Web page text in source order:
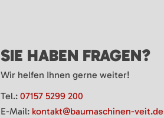
SIE HABEN FRAGEN?
Wir helfen Ihnen gerne weiter!
Tel.: 07157 5299 200
E-Mail: kontakt@baumaschinen-veit.de